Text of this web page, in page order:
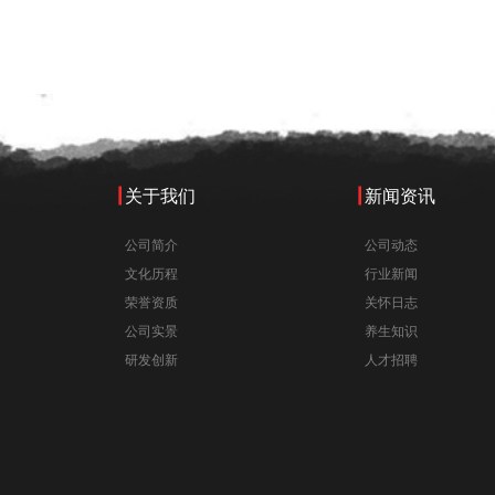
关于我们
公司简介
文化历程
荣誉资质
公司实景
研发创新
新闻资讯
公司动态
行业新闻
关怀日志
养生知识
人才招聘